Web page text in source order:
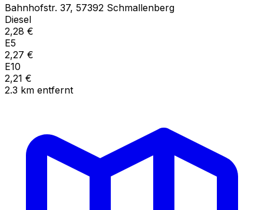
Bahnhofstr. 37, 57392 Schmallenberg
Diesel
2,28 €
E5
2,27 €
E10
2,21 €
2.3 km entfernt